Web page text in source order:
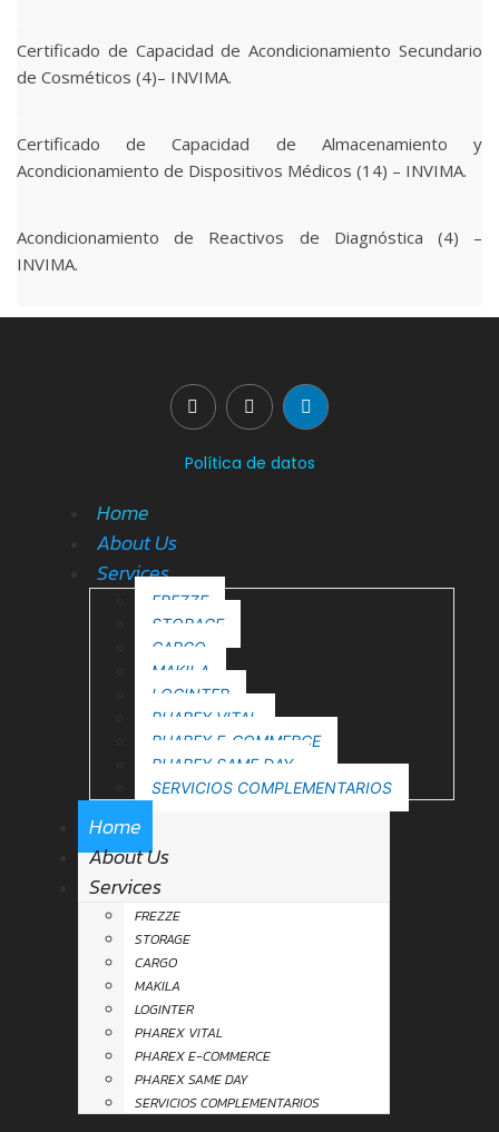
Certificado de Capacidad de Acondicionamiento Secundario
de Cosméticos (4)– INVIMA.
Certificado de Capacidad de Almacenamiento y
Acondicionamiento de Dispositivos Médicos (14) – INVIMA.
Acondicionamiento de Reactivos de Diagnóstica (4) –
INVIMA.
Política de datos
Home
About Us
Services
FREZZE
STORAGE
CARGO
MAKILA
LOGINTER
PHAREX VITAL
PHAREX E-COMMERCE
PHAREX SAME DAY
SERVICIOS COMPLEMENTARIOS
Home
About Us
Services
FREZZE
STORAGE
CARGO
MAKILA
LOGINTER
PHAREX VITAL
PHAREX E-COMMERCE
PHAREX SAME DAY
SERVICIOS COMPLEMENTARIOS